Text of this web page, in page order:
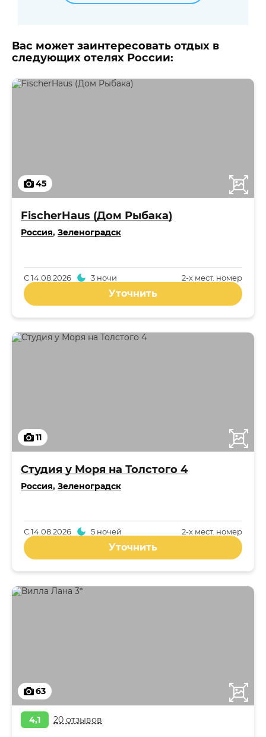
Вас может заинтересовать отдых в
следующих отелях России:
45
FischerHaus (Дом Рыбака)
Россия, Зеленоградск
2-x мест. номер
С14.08.2026 3 ночи
Уточнить
11
Студия у Моря на Толстого 4
Россия, Зеленоградск
2-x мест. номер
С14.08.2026 5 ночей
Уточнить
63
4,1 20 отзывов